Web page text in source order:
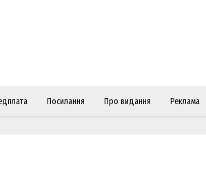
Посилання Про видання Реклама